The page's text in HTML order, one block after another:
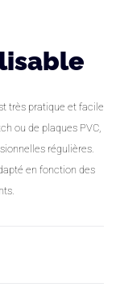
très pratique et facile
ou de plaques PVC,
régulières.
en fonction des